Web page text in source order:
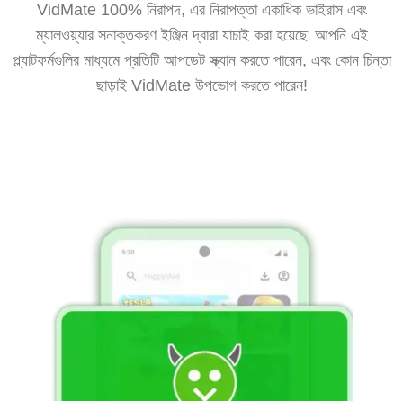
VidMate 100% নিরাপদ, এর নিরাপত্তা একাধিক ভাইরাস এবং
ম্যালওয়্যার সনাক্তকরণ ইঞ্জিন দ্বারা যাচাই করা হয়েছে৷ আপনি এই
প্ল্যাটফর্মগুলির মাধ্যমে প্রতিটি আপডেট স্ক্যান করতে পারেন, এবং কোন চিন্তা
ছাড়াই VidMate উপভোগ করতে পারেন!